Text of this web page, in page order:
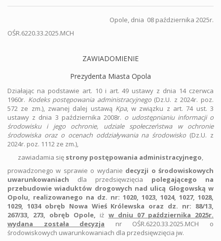
Opole, dnia 08 października 2025r.
OŚR.6220.33.2025.MCH
ZAWIADOMIENIE
Prezydenta Miasta Opola
Działając na podstawie art. 10 i art. 49 ustawy z dnia 14 czerwca
1960r. Kodeks postępowania administracyjnego(Dz.U. z 2024r. poz.
572 ze zm.), zwanej dalej ustawą Kpa, w związku z art. 74 ust. 3
ustawy z dnia 3 października 2008r. o udostępnianiu informacji o
środowisku i jego ochronie, udziale społeczeństwa w ochronie
środowiska oraz o ocenach oddziaływania na środowisko (Dz.U. z
2024r. poz. 1112 ze zm.),
zawiadamia się strony postępowania administracyjnego,
prowadzonego w sprawie o wydanie decyzji o środowiskowych
uwarunkowaniach dla przedsięwzięcia polegającego na
przebudowie wiaduktów drogowych nad ulicą Głogowską w
Opolu, realizowanego na dz. nr: 1020, 1023, 1024, 1027, 1028,
1029, 1034 obręb Nowa Wieś Królewska oraz dz. nr: 88/13,
267/33, 273, obręb Opole, iż w dniu 07 października 2025r.
wydana została decyzja nr OŚR.6220.33.2025.MCH o
środowiskowych uwarunkowaniach dla przedsięwzięcia jw.